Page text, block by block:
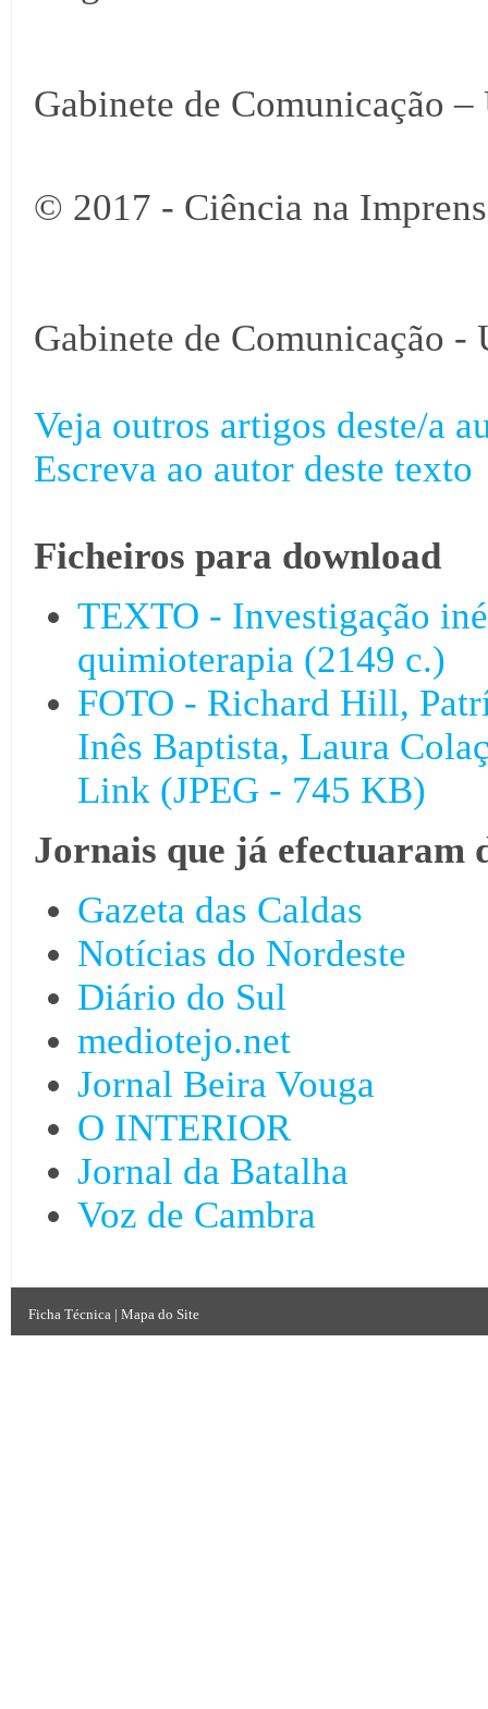
Gabinete de Comunicação
© 2017 - Ciência na
Gabinete de Comunicação
Veja outros artigos deste/a
Escreva ao autor deste texto
Ficheiros para download
TEXTO - Investigação
quimioterapia (2149 c.)
FOTO - Richard Hill,
Inês Baptista, Laura
Link (JPEG - 745 KB)
Jornais que já efectuaram
Gazeta das Caldas
Notícias do Nordeste
Diário do Sul
mediotejo.net
Jornal Beira Vouga
O INTERIOR
Jornal da Batalha
Voz de Cambra
Ficha Técnica | Mapa do Site